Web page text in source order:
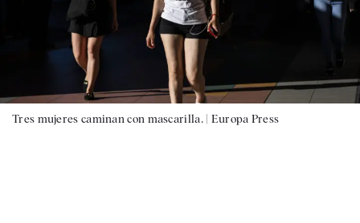
Tres mujeres caminan con mascarilla. | Europa Press